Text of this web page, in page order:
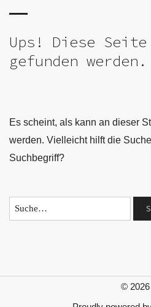
Ups! Diese
gefunden werden.
Es scheint, als kann an dieser
werden. Vielleicht hilft die
Suchbegriff?
© 2026